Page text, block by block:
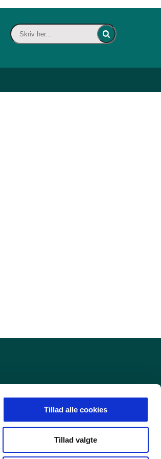
Tillad alle cookies
Tillad valgte
Skriv her... - Indsæt søgeord for at søge
Fold søgefelt ind